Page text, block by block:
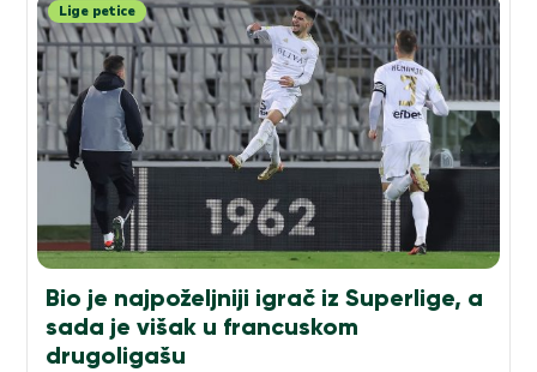
Lige petice
Bio je najpoželjniji igrač iz Superlige, a
sada je višak u francuskom
drugoligašu